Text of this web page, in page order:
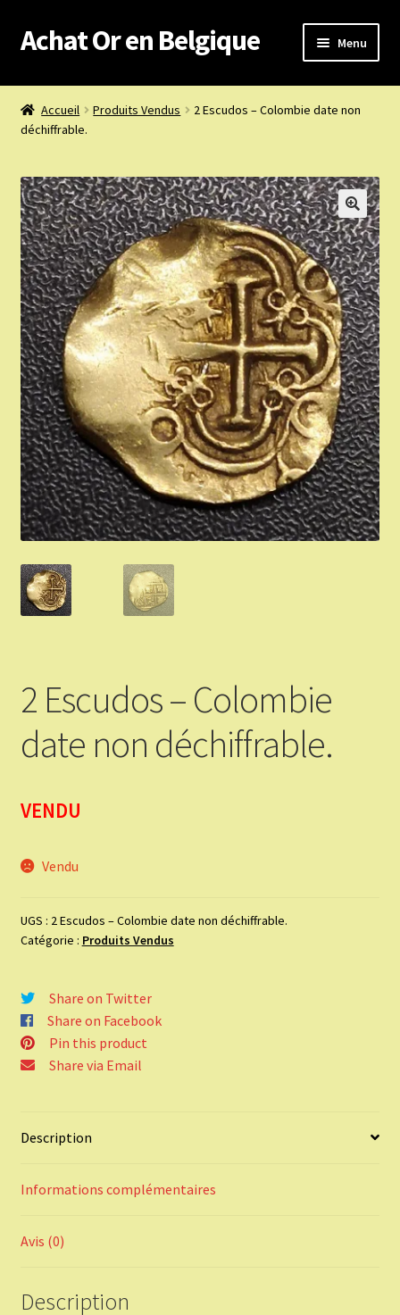
Aller
à
navigation
Aller
au
Achat Or en Belgique Menu
Achat or en Belgique
Boutique or et argent
Confidentialité
Heures d’ouverture
Nous achetons
Nous contacter
Validation de la commande
Vous Vendez
Articles Or et Argent
Conditions d’utilisation
Accueil Produits Vendus
2 Escudos – Colombie date non
déchiffrable.
2 Escudos – Colombie
date non déchiffrable.
VENDU
Vendu
UGS : 2 Escudos – Colombie date non déchiffrable.
Catégorie : Produits Vendus
Share on Twitter
Share on Facebook
Pin this product
Share via Email
Description
Informations complémentaires
Avis (0)
Description